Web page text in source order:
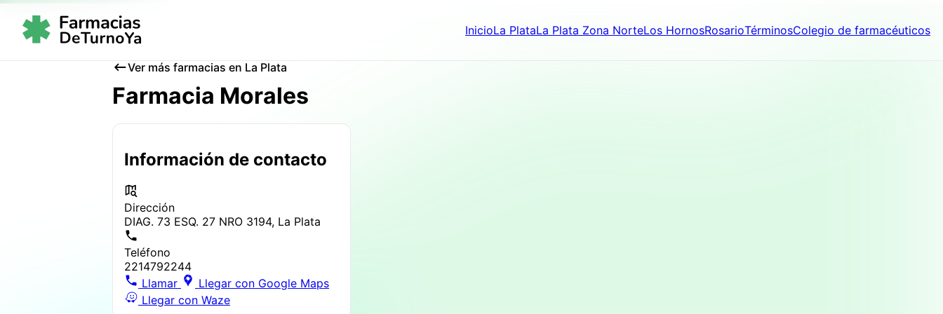
InicioLa PlataLa Plata Zona NorteLos HornosRosarioTérminosColegio de farmacéuticos
Ver más farmacias en La Plata
Farmacia Morales
Información de contacto
Dirección
DIAG. 73 ESQ. 27 NRO 3194, La Plata
Teléfono
2214792244
Llamar
Llegar con Google Maps
Llegar con Waze